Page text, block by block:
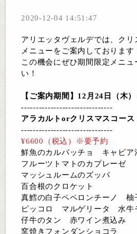
2020-12-04 14:51:47
アリエッタヴェルデでは、クリ
メニューをご案内しております
この機会にぜひ期間限定メニュ
い！
【ご案内期間】12月24日（木）
-------------------------------
アラカルトorクリスマスコース
-------------------------------
¥6600（税込）※要予約
鮮魚のカルパッチョ キャビア
フルーツトマトのカプレーゼ
マッシュルームのズッパ
百合根のクロケット
真鱈の白子ペペロンチーノ 柚
ピッコロ マルゲリータ 水牛
仔牛のタン 赤ワイン煮込み
窯焼きフォンダンショコラ